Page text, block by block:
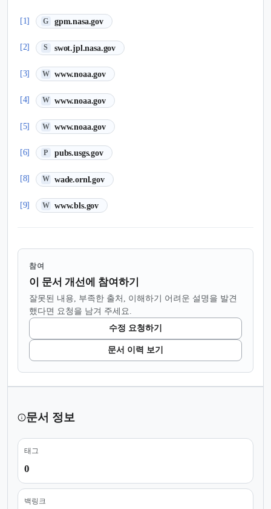
[1] G gpm.nasa.gov
(새 탭에서 열림)
[2] S swot.jpl.nasa.gov
(새 탭에서 열림)
[3] W www.noaa.gov
(새 탭에서 열림)
[4] W www.noaa.gov
(새 탭에서 열림)
[5] W www.noaa.gov
(새 탭에서 열림)
[6] P pubs.usgs.gov
(새 탭에서 열림)
[8] W wade.ornl.gov
(새 탭에서 열림)
[9] W www.bls.gov
(새 탭에서 열림)
참여
이 문서 개선에 참여하기
잘못된 내용, 부족한 출처, 이해하기 어려운 설명을 발견
했다면 요청을 남겨 주세요.
수정 요청하기
문서 이력 보기
문서 정보
태그
0
백링크